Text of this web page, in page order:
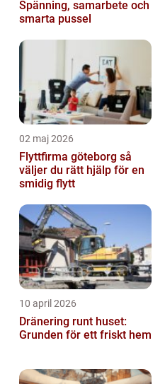
Spänning, samarbete och
smarta pussel
02 maj 2026
Flyttfirma göteborg så
väljer du rätt hjälp för en
smidig flytt
10 april 2026
Dränering runt huset:
Grunden för ett friskt hem